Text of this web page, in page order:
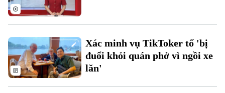
Theo dõi Hà Nội On
Xác minh vụ TikToker tố 'bị
đuổi khỏi quán phở vì ngồi xe
lăn'